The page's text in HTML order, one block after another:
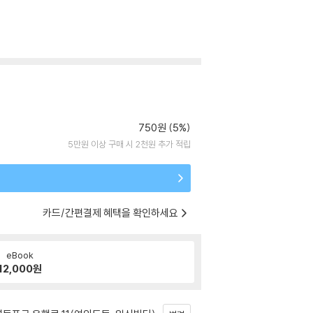
750원 (5%)
5만원 이상 구매 시 2천원 추가 적립
카드/간편결제 혜택을 확인하세요
eBook
원